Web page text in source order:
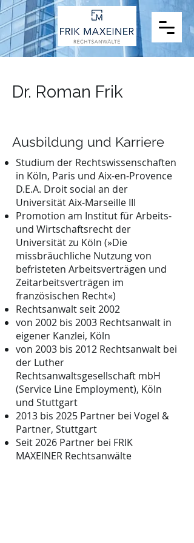
Dr. Roman Frik
Ausbildung und Karriere
Studium der Rechtswissenschaften
in Köln, Paris und Aix-en-Provence
D.E.A. Droit social an der
Universität Aix-Marseille III
Promotion am Institut für Arbeits-
und Wirtschaftsrecht der
Universität zu Köln (»Die
missbräuchliche Nutzung von
befristeten Arbeitsverträgen und
Zeitarbeitsverträgen im
französischen Recht«)
Rechtsanwalt seit 2002
von 2002 bis 2003 Rechtsanwalt in
eigener Kanzlei, Köln
von 2003 bis 2012 Rechtsanwalt bei
der Luther
Rechtsanwaltsgesellschaft mbH
(Service Line Employment), Köln
und Stuttgart
2013 bis 2025 Partner bei Vogel &
Partner, Stuttgart
Seit 2026 Partner bei FRIK
MAXEINER Rechtsanwälte